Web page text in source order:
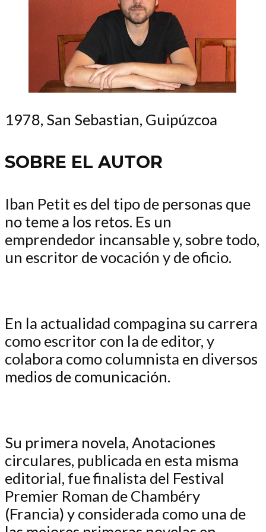
1978, San Sebastian, Guipúzcoa
SOBRE EL AUTOR
Iban Petit es del tipo de personas que
no teme a los retos. Es un
emprendedor incansable y, sobre todo,
un escritor de vocación y de oficio.
En la actualidad compagina su carrera
como escritor con la de editor, y
colabora como columnista en diversos
medios de comunicación.
Su primera novela, Anotaciones
circulares, publicada en esta misma
editorial, fue finalista del Festival
Premier Roman de Chambéry
(Francia) y considerada como una de